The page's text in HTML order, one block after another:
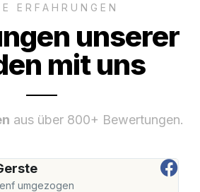
ERFAHRUNGEN
unserer
mit uns
aus über 800+ Bewertungen.
umgezogen